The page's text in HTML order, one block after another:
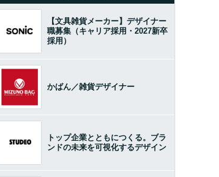
【文具雑貨メーカー】デザイナー
職募集（キャリア採用・2027新卒
採用）
かばん／雑貨デザイナー
トップ企業とともにつくる。ブラ
ンドの未来を可視化するデザイン